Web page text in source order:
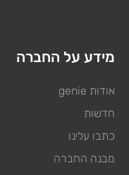
מידע על החברה
אודות genie
חדשות
כתבו עלינו
מבנה החברה